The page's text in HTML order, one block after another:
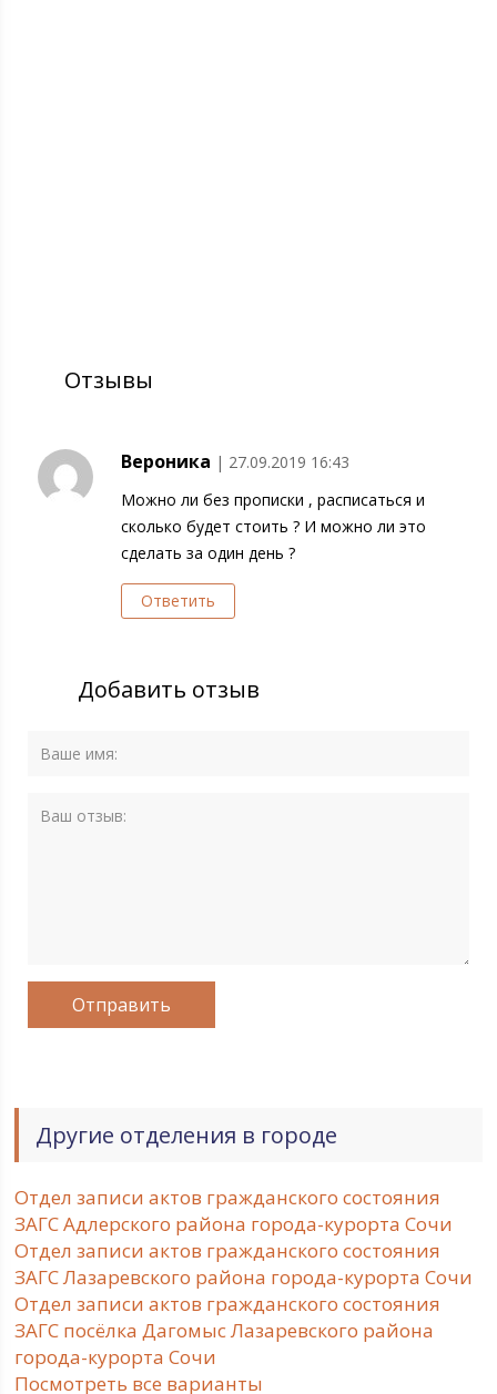
Отзывы
Вероника | 27.09.2019 16:43
Можно ли без прописки , расписаться и
сколько будет стоить ? И можно ли это
сделать за один день ?
Ответить
Добавить отзыв
Другие отделения в городе
Отдел записи актов гражданского состояния
ЗАГС Адлерского района города-курорта Сочи
Отдел записи актов гражданского состояния
ЗАГС Лазаревского района города-курорта Сочи
Отдел записи актов гражданского состояния
ЗАГС посёлка Дагомыс Лазаревского района
города-курорта Сочи
Посмотреть все варианты